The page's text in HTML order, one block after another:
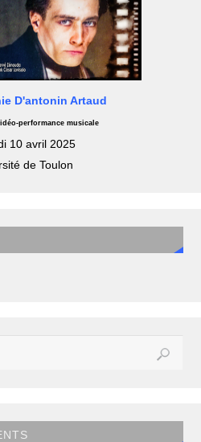
D'antonin Artaud
performance musicale
10 avril 2025
de Toulon